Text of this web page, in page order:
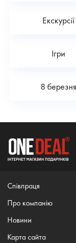
Екскурсії
Ігри
8 березня
Співпраця
Про компанію
Новини
Карта сайта